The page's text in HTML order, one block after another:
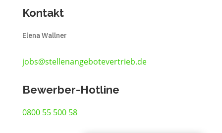
Kontakt
Elena Wallner
jobs@stellenangebotevertrieb.de
Bewerber-Hotline
0800 55 500 58